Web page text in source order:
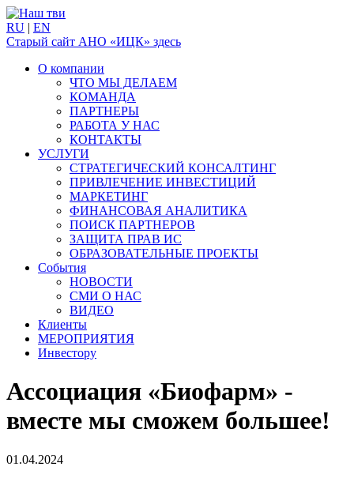
RU | EN
Старый сайт АНО «ИЦК» здесь
О компании
ЧТО МЫ ДЕЛАЕМ
КОМАНДА
ПАРТНЕРЫ
РАБОТА У НАС
КОНТАКТЫ
УСЛУГИ
СТРАТЕГИЧЕСКИЙ КОНСАЛТИНГ
ПРИВЛЕЧЕНИЕ ИНВЕСТИЦИЙ
МАРКЕТИНГ
ФИНАНСОВАЯ АНАЛИТИКА
ПОИСК ПАРТНЕРОВ
ЗАЩИТА ПРАВ ИС
ОБРАЗОВАТЕЛЬНЫЕ ПРОЕКТЫ
События
НОВОСТИ
СМИ О НАС
ВИДЕО
Клиенты
МЕРОПРИЯТИЯ
Инвестору
Ассоциация «Биофарм» -
вместе мы сможем большее!
01.04.2024